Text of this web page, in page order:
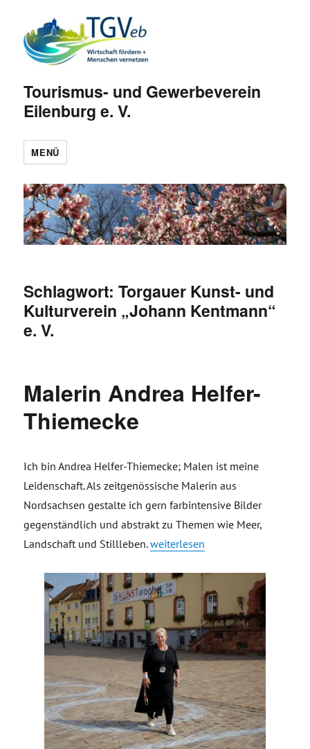
Tourismus- und Gewerbeverein
Eilenburg e. V.
MENÜ
Schlagwort:Torgauer Kunst- und
Kulturverein „Johann Kentmann“
e. V.
Malerin Andrea Helfer-
Thiemecke
Ich bin Andrea Helfer-Thiemecke; Malen ist meine
Leidenschaft. Als zeitgenössische Malerin aus
Nordsachsen gestalte ich gern farbintensive Bilder
gegenständlich und abstrakt zu Themen wie Meer,
Landschaft und Stillleben.„Malerin Andrea Helfer-
weiterlesen